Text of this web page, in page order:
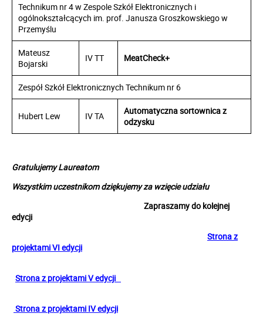
Technikum nr 4 w Zespole Szkół Elektronicznych i
ogólnokształcących im. prof. Janusza Groszkowskiego w
Przemyślu
Mateusz
Bojarski
IV TT MeatCheck+
Zespół Szkół Elektronicznych Technikum nr 6
Hubert Lew IV TA
Automatyczna sortownica z
odzysku
Gratulujemy Laureatom
Wszystkim uczestnikom dziękujemy za wzięcie udziału
Zapraszamy do kolejnej
edycji
Strona z
projektami VI edycji
Strona z projektami V edycji
Strona z projektami IV edycji